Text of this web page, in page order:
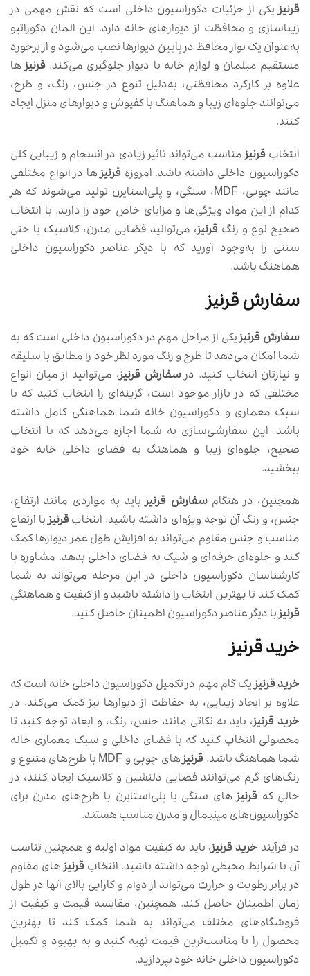
قرنیزیکی از جزئیات دکوراسیون داخلی است که نقش مهمی در
زیباسازی و محافظت از دیوارهای خانه دارد. این المان دکوراتیو
به‌عنوان یک نوار محافظ در پایین دیوارها نصب می‌شود و از برخورد
مستقیم مبلمان و لوازم خانه با دیوار جلوگیری می‌کند. قرنیزها
علاوه بر کارکرد محافظتی، به‌دلیل تنوع در جنس، رنگ، و طرح،
می‌توانند جلوه‌ای زیبا و هماهنگ با کفپوش و دیوارهای منزل ایجاد
کنند.
انتخابقرنیزمناسب می‌تواند تاثیر زیادی در انسجام و زیبایی کلی
دکوراسیون داخلی داشته باشد. امروزه قرنیزها در انواع مختلفی
مانند چوبی، MDF، سنگی، و پلی‌استایرن تولید می‌شوند که هر
کدام از این مواد ویژگی‌ها و مزایای خاص خود را دارند. با انتخاب
صحیح نوع و رنگ قرنیز، می‌توانید فضایی مدرن، کلاسیک یا حتی
سنتی را به‌وجود آورید که با دیگر عناصر دکوراسیون داخلی
هماهنگ باشد.
سفارش قرنیز
سفارش قرنیزیکی از مراحل مهم در دکوراسیون داخلی است که به
شما امکان می‌دهد تا طرح و رنگ مورد نظر خود را مطابق با سلیقه
و نیازتان انتخاب کنید. درسفارش قرنیز، می‌توانید از میان انواع
مختلفی که در بازار موجود است، گزینه‌ای را انتخاب کنید که با
سبک معماری و دکوراسیون خانه شما هماهنگی کامل داشته
باشد. این سفارشی‌سازی به شما اجازه می‌دهد که با انتخاب
صحیح، جلوه‌ای زیبا و هماهنگ به فضای داخلی خانه خود
ببخشید.
همچنین، در هنگامسفارش قرنیزباید به مواردی مانند ارتفاع،
جنس، و رنگ آن توجه ویژه‌ای داشته باشید. انتخابقرنیزبا ارتفاع
مناسب و جنس مقاوم می‌تواند به افزایش طول عمر دیوارها کمک
کند و جلوه‌ای حرفه‌ای و شیک به فضای داخلی بدهد. مشاوره با
کارشناسان دکوراسیون داخلی در این مرحله می‌تواند به شما
کمک کند تا بهترین انتخاب را داشته باشید و از کیفیت و هماهنگی
قرنیزبا دیگر عناصر دکوراسیون اطمینان حاصل کنید.
خرید قرنیز
خرید قرنیزیک گام مهم در تکمیل دکوراسیون داخلی خانه است که
علاوه بر ایجاد زیبایی، به حفاظت از دیوارها نیز کمک می‌کند. در
خرید قرنیز، باید به نکاتی مانند جنس، رنگ، و ابعاد توجه کنید تا
محصولی انتخاب کنید که با فضای داخلی و سبک معماری خانه
شما هماهنگ باشد.قرنیز
های چوبی و MDF با طرح‌های متنوع و
رنگ‌های گرم می‌توانند فضایی دلنشین و کلاسیک ایجاد کنند، در
حالی که قرنیزهای سنگی یا پلی‌استایرن با طرح‌های مدرن برای
دکوراسیون‌های مینیمال و مدرن مناسب هستند.
در فرآیندخرید قرنیز، باید به کیفیت مواد اولیه و همچنین تناسب
آن با شرایط محیطی توجه داشته باشید. انتخابقرنیزهای مقاوم
در برابر رطوبت و حرارت می‌تواند از دوام و کارایی بالای آنها در طول
زمان اطمینان حاصل کند. همچنین، مقایسه قیمت و کیفیت از
فروشگاه‌های مختلف می‌تواند به شما کمک کند تا بهترین
محصول را با مناسب‌ترین قیمت تهیه کنید و به بهبود و تکمیل
دکوراسیون داخلی خانه خود بپردازید.